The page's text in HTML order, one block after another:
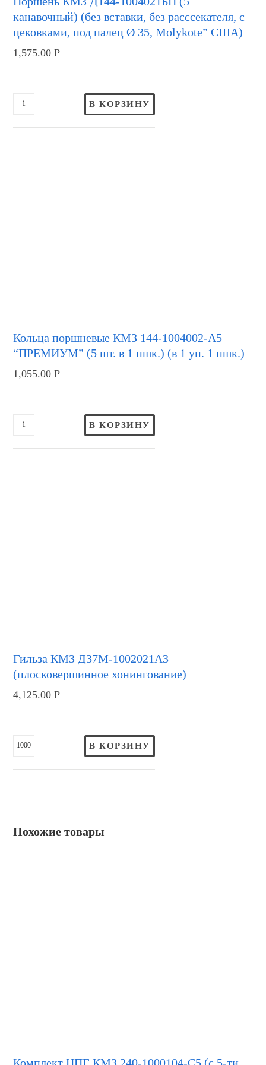
канавочный) (без вставки, без расссекателя, с
цековками, под палец Ø 35, Molykote” США)
1,575.00Р
В КОРЗИНУ
Кольца поршневые КМЗ 144-1004002-А5
“ПРЕМИУМ” (5 шт. в 1 пшк.) (в 1 уп. 1 пшк.)
1,055.00Р
В КОРЗИНУ
Гильза КМЗ Д37М-1002021А3
(плосковершинное хонингование)
4,125.00Р
В КОРЗИНУ
Похожие товары
Комплект ЦПГ КМЗ 240-1000104-С5 (с 5-ти